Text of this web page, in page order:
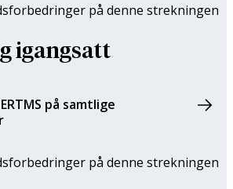
på denne strekningen
igangsatt
på samtlige
på denne strekningen